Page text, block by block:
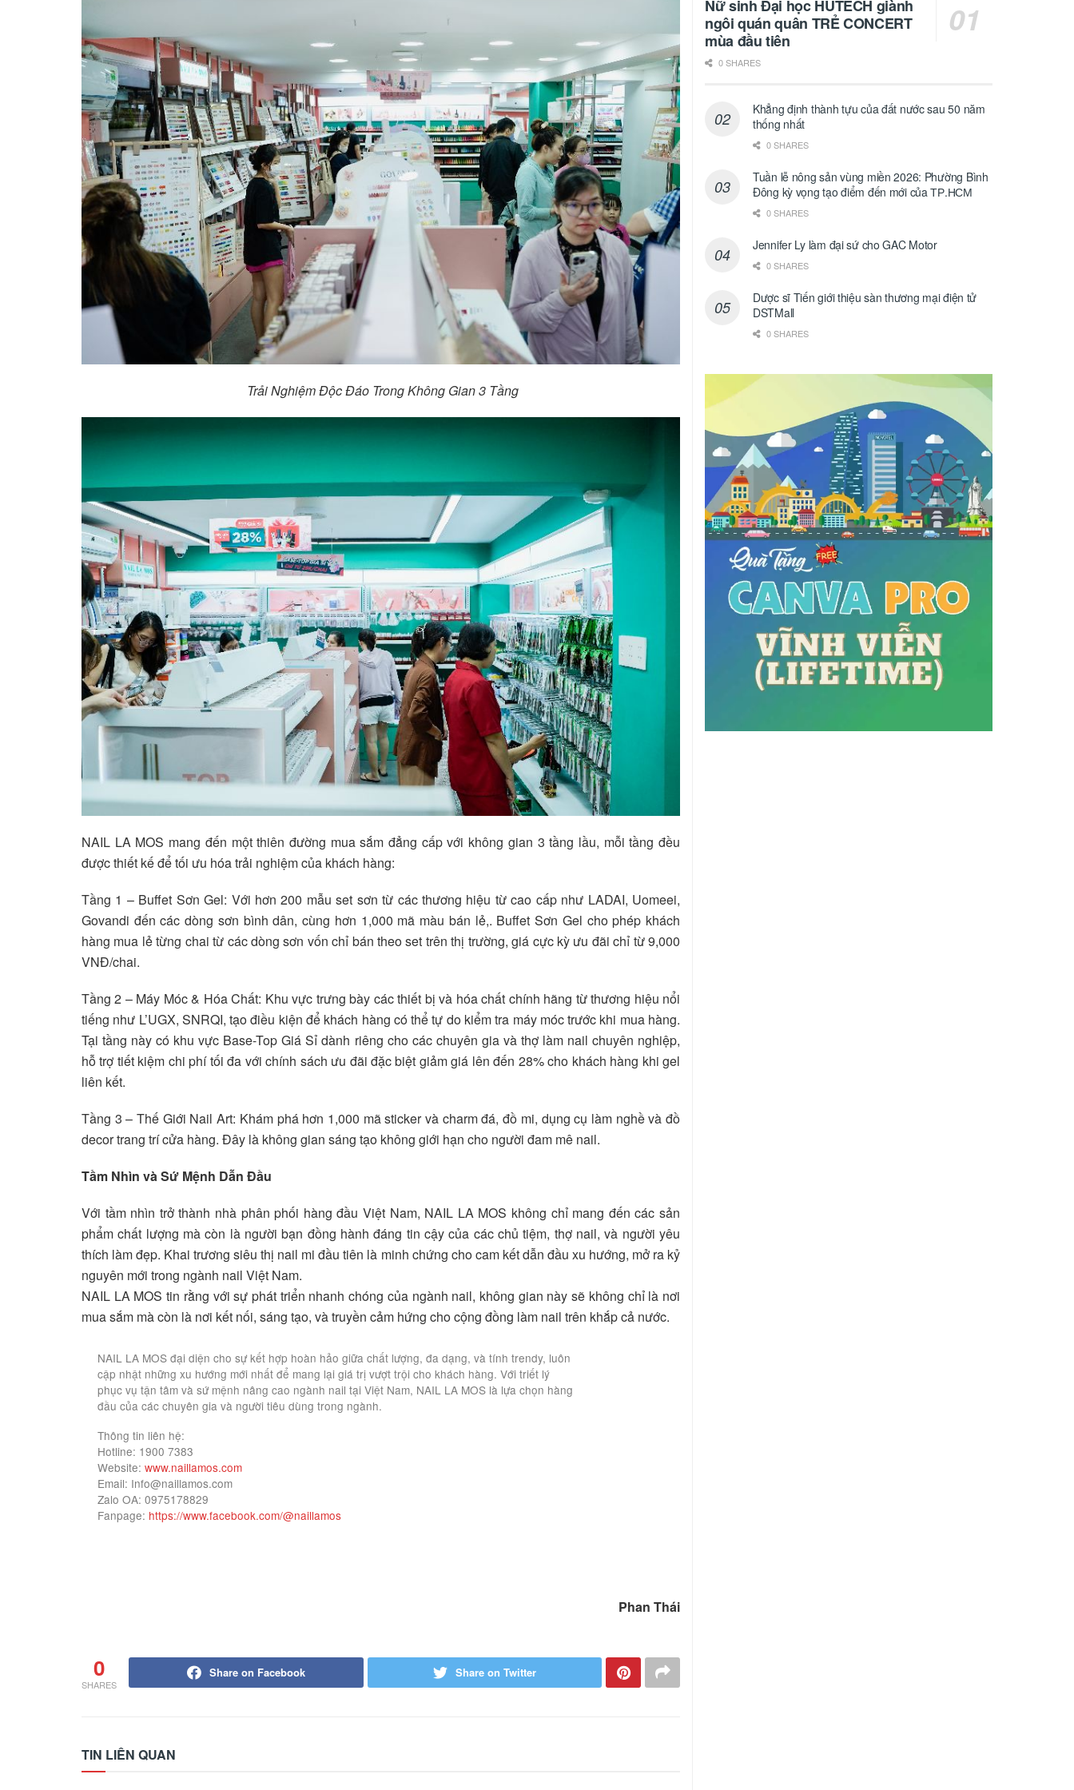
Trải Nghiệm Độc Đáo Trong Không Gian 3 Tầng
NAIL LA MOS mang đến một thiên đường mua sắm đẳng cấp với không gian 3 tầng lầu, mỗi tầng đều
được thiết kế để tối ưu hóa trải nghiệm của khách hàng:
Tầng 1 – Buffet Sơn Gel: Với hơn 200 mẫu set sơn từ các thương hiệu từ cao cấp như LADAI, Uomeei,
Govandi đến các dòng sơn bình dân, cùng hơn 1,000 mã màu bán lẻ,. Buffet Sơn Gel cho phép khách
hàng mua lẻ từng chai từ các dòng sơn vốn chỉ bán theo set trên thị trường, giá cực kỳ ưu đãi chỉ từ 9,000
VNĐ/chai.
Tầng 2 – Máy Móc & Hóa Chất: Khu vực trưng bày các thiết bị và hóa chất chính hãng từ thương hiệu nổi
tiếng như L’UGX, SNRQI, tạo điều kiện để khách hàng có thể tự do kiểm tra máy móc trước khi mua hàng.
Tại tầng này có khu vực Base-Top Giá Sỉ dành riêng cho các chuyên gia và thợ làm nail chuyên nghiệp,
hỗ trợ tiết kiệm chi phí tối đa với chính sách ưu đãi đặc biệt giảm giá lên đến 28% cho khách hàng khi gel
liên kết.
Tầng 3 – Thế Giới Nail Art: Khám phá hơn 1,000 mã sticker và charm đá, đồ mi, dụng cụ làm nghề và đồ
decor trang trí cửa hàng. Đây là không gian sáng tạo không giới hạn cho người đam mê nail.
Tầm Nhìn và Sứ Mệnh Dẫn Đầu
Với tầm nhìn trở thành nhà phân phối hàng đầu Việt Nam, NAIL LA MOS không chỉ mang đến các sản
phẩm chất lượng mà còn là người bạn đồng hành đáng tin cậy của các chủ tiệm, thợ nail, và người yêu
thích làm đẹp. Khai trương siêu thị nail mi đầu tiên là minh chứng cho cam kết dẫn đầu xu hướng, mở ra kỷ
nguyên mới trong ngành nail Việt Nam.
NAIL LA MOS tin rằng với sự phát triển nhanh chóng của ngành nail, không gian này sẽ không chỉ là nơi
mua sắm mà còn là nơi kết nối, sáng tạo, và truyền cảm hứng cho cộng đồng làm nail trên khắp cả nước.
NAIL LA MOS đại diện cho sự kết hợp hoàn hảo giữa chất lượng, đa dạng, và tính trendy, luôn
cập nhật những xu hướng mới nhất để mang lại giá trị vượt trội cho khách hàng. Với triết lý
phục vụ tận tâm và sứ mệnh nâng cao ngành nail tại Việt Nam, NAIL LA MOS là lựa chọn hàng
đầu của các chuyên gia và người tiêu dùng trong ngành.
Thông tin liên hệ:
Hotline: 1900 7383
Website: www.naillamos.com
Email: Info@naillamos.com
Zalo OA: 0975178829
Fanpage: https://www.facebook.com/@naillamos
Phan Thái
0
SHARES
Share on Facebook Share on Twitter
TIN LIÊN QUAN
Nữ sinh Đại học HUTECH giành
ngôi quán quân TRẺ CONCERT
mùa đầu tiên
0 SHARES
Khẳng định thành tựu của đất nước sau 50 năm
thống nhất
0 SHARES
Tuần lễ nông sản vùng miền 2026: Phường Bình
Đông kỳ vọng tạo điểm đến mới của ТР.НСМ
0 SHARES
Jennifer Ly làm đại sứ cho GAC Motor
0 SHARES
Dược sĩ Tiến giới thiệu sàn thương mại điện tử
DSTMall
0 SHARES